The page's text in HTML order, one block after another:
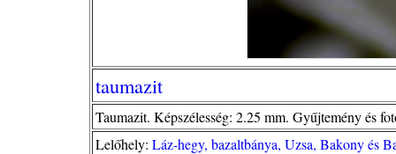
taumazit
Taumazit. Képszélesség: 2.25 mm. Gyűjtemény és
Lelőhely: Láz-hegy, bazaltbánya, Uzsa, Bakony és